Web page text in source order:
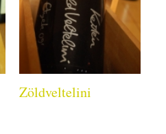
Zöldveltelini